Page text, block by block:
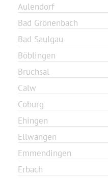
Aulendorf
Bad Grönenbach
Bad Saulgau
Böblingen
Bruchsal
Calw
Coburg
Ehingen
Ellwangen
Emmendingen
Erbach